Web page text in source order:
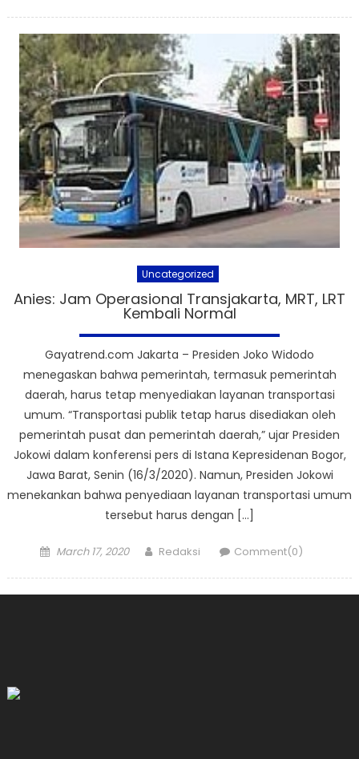
Uncategorized
Anies: Jam Operasional Transjakarta, MRT, LRT
Kembali Normal
Gayatrend.com Jakarta – Presiden Joko Widodo
menegaskan bahwa pemerintah, termasuk pemerintah
daerah, harus tetap menyediakan layanan transportasi
umum. “Transportasi publik tetap harus disediakan oleh
pemerintah pusat dan pemerintah daerah,” ujar Presiden
Jokowi dalam konferensi pers di Istana Kepresidenan Bogor,
Jawa Barat, Senin (16/3/2020). Namun, Presiden Jokowi
menekankan bahwa penyediaan layanan transportasi umum
tersebut harus dengan […]
Posted
March 17, 2020 Author
Redaksi Comment(0)